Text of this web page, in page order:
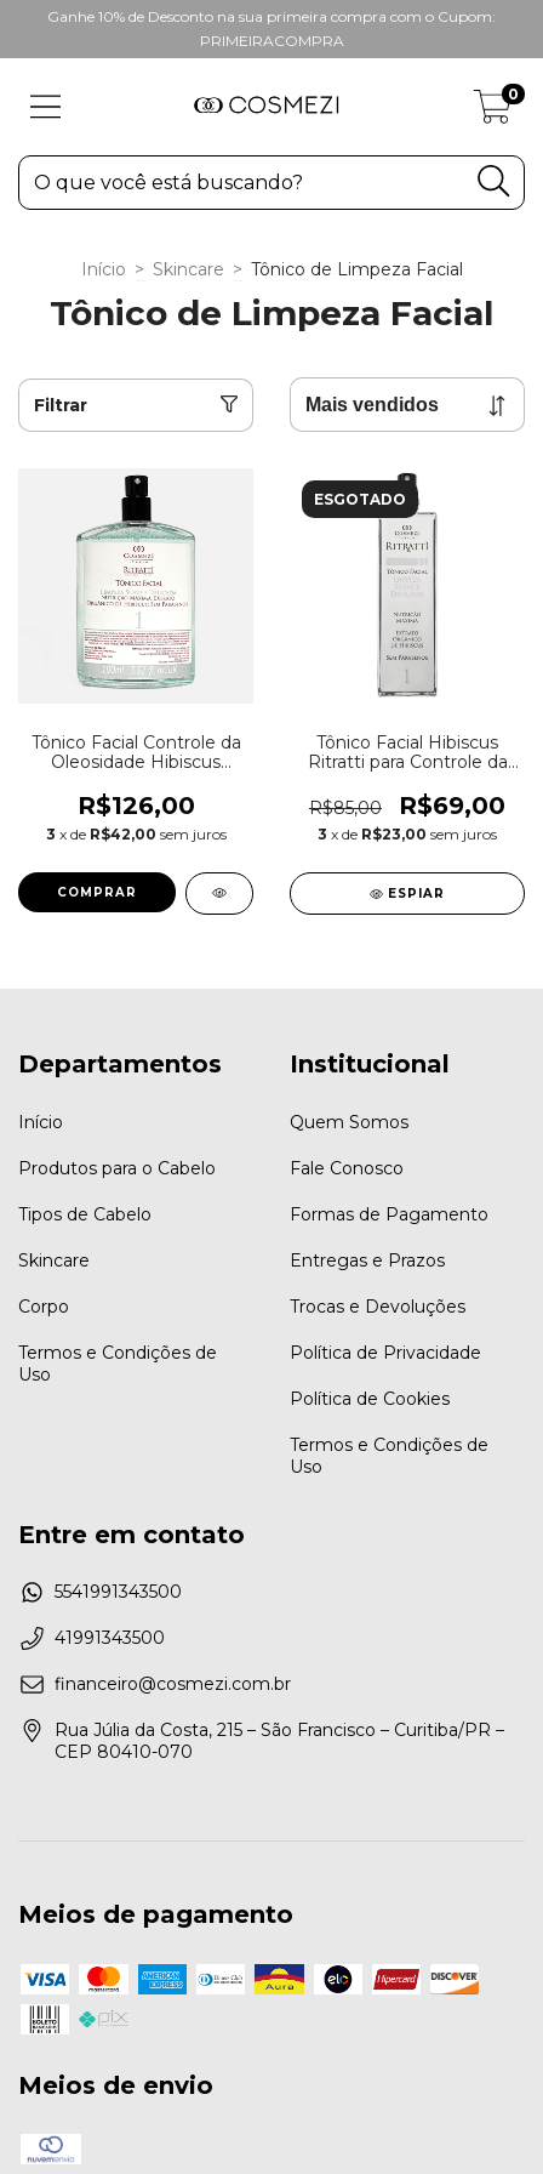
Ganhe 10% de Desconto na sua primeira compra com o Cupom:
PRIMEIRACOMPRA
0
Início > Skincare > Tônico de Limpeza Facial
Tônico de Limpeza Facial
Filtrar
Tônico Facial Controle da
Oleosidade Hibiscus
R$126,00
3 x de R$42,00 sem juros
ESGOTADO
Tônico Facial Hibiscus
Ritratti para Controle da
R$85,00
R$69,00
3 x de R$23,00 sem juros
ESPIAR
Departamentos
Início
Produtos para o Cabelo
Tipos de Cabelo
Skincare
Corpo
Termos e Condições de
Uso
Institucional
Quem Somos
Fale Conosco
Formas de Pagamento
Entregas e Prazos
Trocas e Devoluções
Política de Privacidade
Política de Cookies
Termos e Condições de
Uso
Entre em contato
5541991343500
41991343500
financeiro@cosmezi.com.br
Rua Júlia da Costa, 215 – São Francisco – Curitiba/PR –
CEP 80410-070
Meios de pagamento
Meios de envio